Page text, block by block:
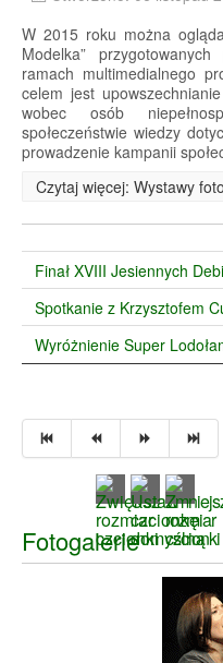
W 2015 roku można
Modelka”
ramach multimedialnego
celem jest
wobec osób
społeczeństwie wiedzy
prowadzenie kampanii
Czytaj więcej: Wystawy
Finał XVIII Jesiennych
Spotkanie z Krzysztofem
Wyróżnienie Super
Fotogalerie